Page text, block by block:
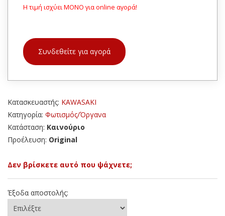
Η τιμή ισχύει ΜΟΝΟ για online αγορά!
Συνδεθείτε για αγορά
Κατασκευαστής: KAWASAKI
Κατηγορία: Φωτισμός/Όργανα
Κατάσταση: Καινούριο
Προέλευση: Original
Δεν βρίσκετε αυτό που ψάχνετε;
Έξοδα αποστολής: